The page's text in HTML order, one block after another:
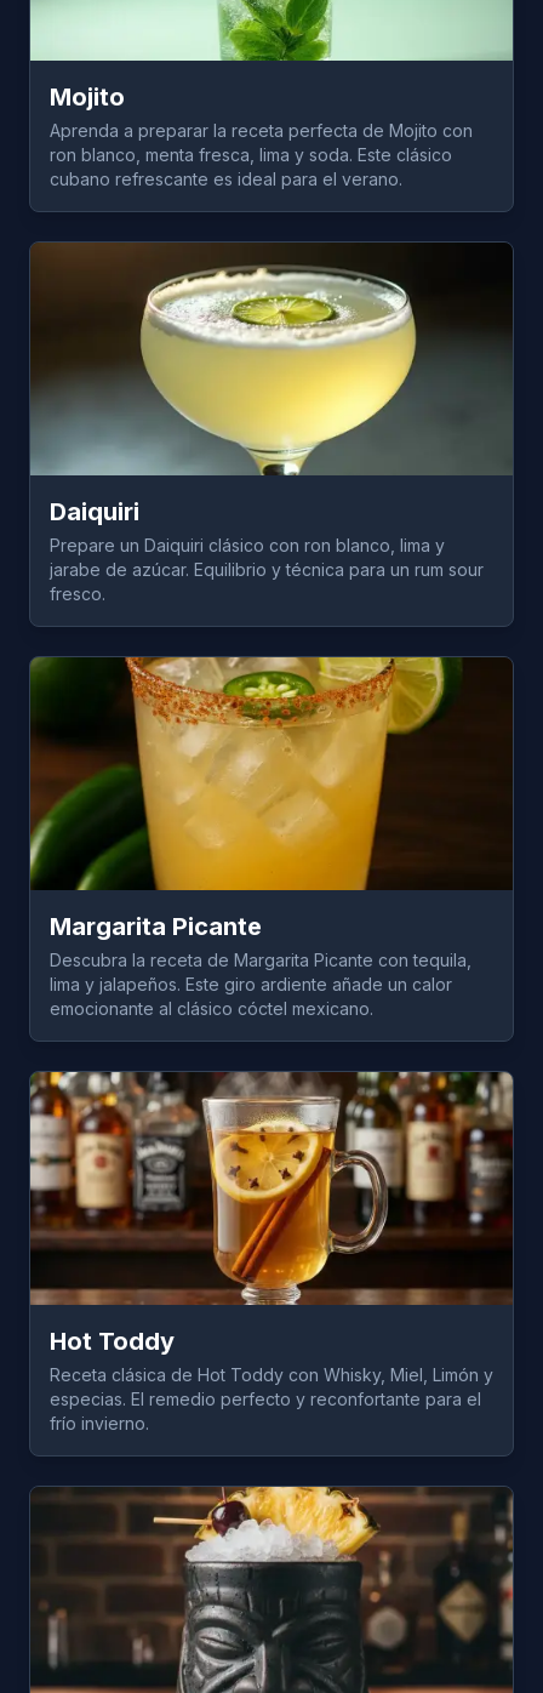
Mojito
Aprenda a preparar la receta perfecta de Mojito con
ron blanco, menta fresca, lima y soda. Este clásico
cubano refrescante es ideal para el verano.
Daiquiri
Prepare un Daiquiri clásico con ron blanco, lima y
jarabe de azúcar. Equilibrio y técnica para un rum sour
fresco.
Margarita Picante
Descubra la receta de Margarita Picante con tequila,
lima y jalapeños. Este giro ardiente añade un calor
emocionante al clásico cóctel mexicano.
Hot Toddy
Receta clásica de Hot Toddy con Whisky, Miel, Limón y
especias. El remedio perfecto y reconfortante para el
frío invierno.